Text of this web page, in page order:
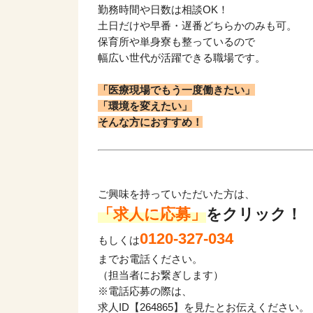
勤務時間や日数は相談OK！
土日だけや早番・遅番どちらかのみも可。
保育所や単身寮も整っているので
幅広い世代が活躍できる職場です。
「医療現場でもう一度働きたい」
「環境を変えたい」
そんな方におすすめ！
ご興味を持っていただいた方は、
「求人に応募」をクリック！
もしくは0120-327-034
までお電話ください。
（担当者にお繋ぎします）
※電話応募の際は、
求人ID【264865】を見たとお伝えください。